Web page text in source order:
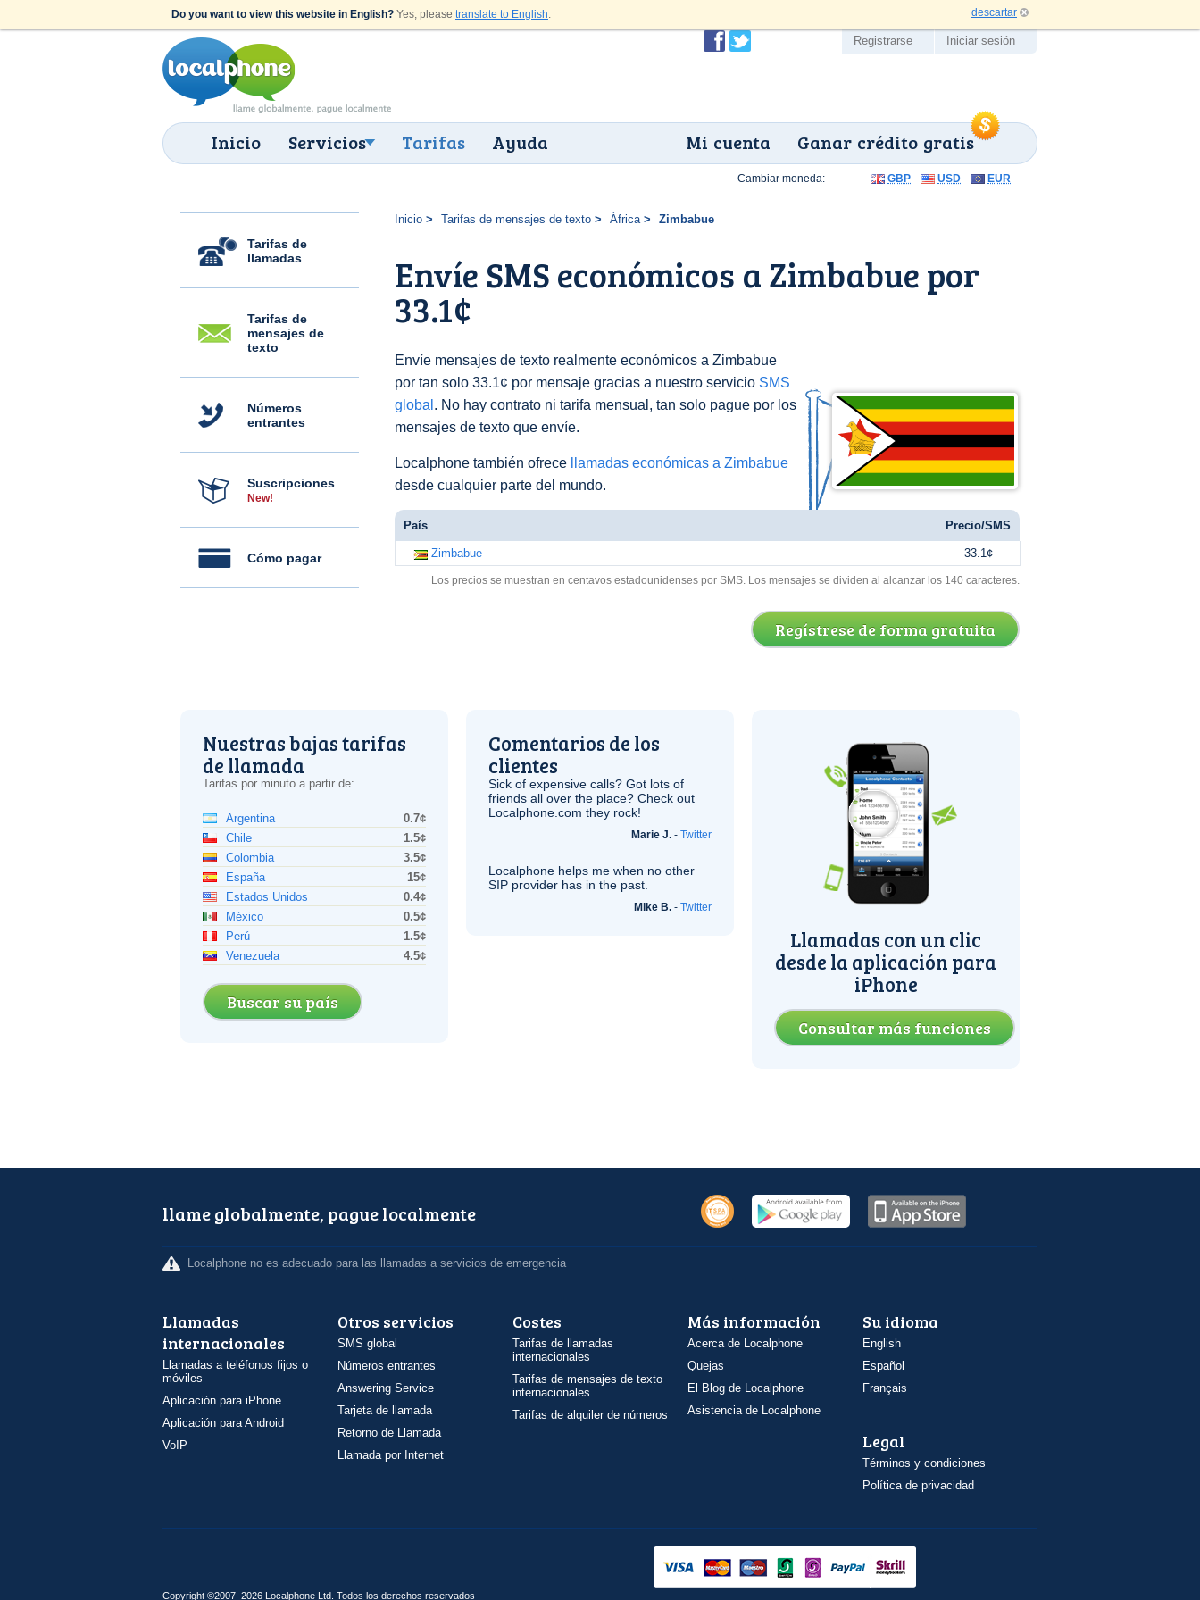
Do you want to view this website in English? Yes, please translate to English. descartar
Inicio Servicios Tarifas Ayuda Ganar crédito gratis
Mi cuenta
Registrarse Iniciar sesión
Tarifas de
llamadas
Tarifas de
mensajes de
texto
Números
entrantes
Suscripciones
New!
Cómo pagar
Inicio Tarifas de mensajes de texto África Zimbabue
Envíe SMS económicos a Zimbabue por
33.1¢
Envíe mensajes de texto realmente económicos a Zimbabue
por tan solo 33.1¢ por mensaje gracias a nuestro servicio SMS
global . No hay contrato ni tarifa mensual, tan solo pague por los
mensajes de texto que envíe.
Localphone también ofrece
llamadas económicas a Zimbabue
desde cualquier parte del mundo.
Cambiar moneda: GBP USD EUR
País Precio/SMS
Zimbabue 33.1¢
Los precios se muestran en centavos estadounidenses por SMS. Los mensajes se dividen al alcanzar los 140 caracteres.
Regístrese de forma gratuita
Nuestras bajas tarifas
de llamada
Tarifas por minuto a partir de:
Argentina
0.7¢
Chile
1.5¢
Colombia
3.5¢
España
15¢
Estados Unidos
0.4¢
México
0.5¢
Perú
1.5¢
Venezuela
4.5¢
Buscar su país
Comentarios de los
clientes
Sick of expensive calls? Got lots of
friends all over the place? Check out
Localphone.com they rock!
Marie J. - Twitter
Localphone helps me when no other
SIP provider has in the past.
Mike B. - Twitter
Llamadas con un clic
desde la aplicación para
iPhone
Consultar más funciones
llame globalmente, pague localmente
Localphone no es adecuado para las llamadas a servicios de emergencia
Llamadas
internacionales
Llamadas a teléfonos fijos o
móviles
Aplicación para iPhone
Aplicación para Android
VoIP
Otros servicios
SMS global
Números entrantes
Answering Service
Tarjeta de llamada
Retorno de Llamada
Llamada por Internet
Costes
Tarifas de llamadas
internacionales
Tarifas de mensajes de texto
internacionales
Tarifas de alquiler de números
Más información
Acerca de Localphone
Quejas
El Blog de Localphone
Asistencia de Localphone
Su idioma
English
Español
Français
Legal
Términos y condiciones
Política de privacidad
Copyright ©2007–2026 Localphone Ltd . Todos los derechos reservados